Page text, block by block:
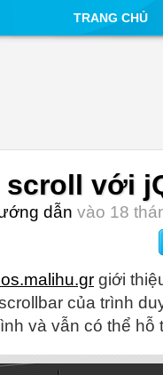
TRANG CHỦ
với
dẫn vào 18
giới
của trình
và vẫn có thể hỗ